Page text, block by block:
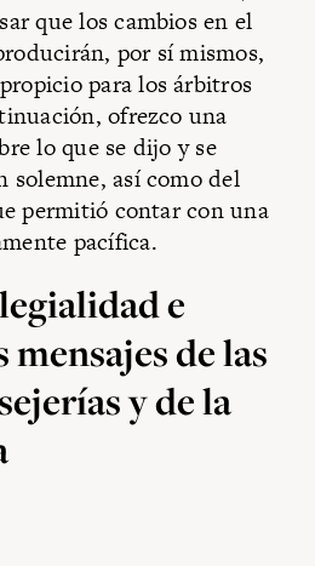
que los cambios en el
por sí mismos,
para los árbitros
ofrezco una
lo que se dijo y se
solemne, así como del
permitió contar con una
pacífica.
e
de las
y de la